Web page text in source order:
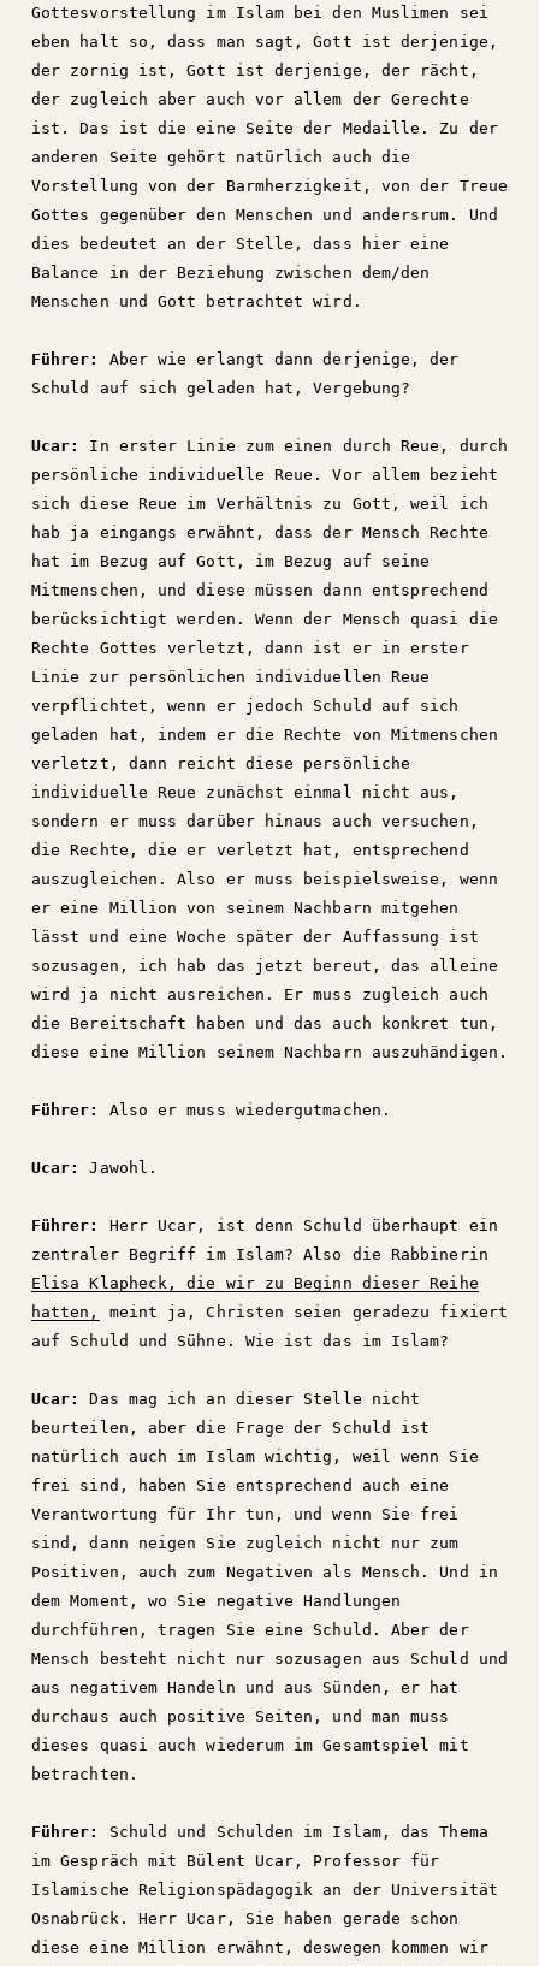
Gottesvorstellung im Islam bei den Muslimen sei
eben halt so, dass man sagt, Gott ist derjenige,
der zornig ist, Gott ist derjenige, der rächt,
der zugleich aber auch vor allem der Gerechte
ist. Das ist die eine Seite der Medaille. Zu der
anderen Seite gehört natürlich auch die
Vorstellung von der Barmherzigkeit, von der Treue
Gottes gegenüber den Menschen und andersrum. Und
dies bedeutet an der Stelle, dass hier eine
Balance in der Beziehung zwischen dem/den
Menschen und Gott betrachtet wird.
Führer:
Aber wie erlangt dann derjenige, der
Schuld auf sich geladen hat, Vergebung?
Ucar:
In erster Linie zum einen durch Reue, durch
persönliche individuelle Reue. Vor allem bezieht
sich diese Reue im Verhältnis zu Gott, weil ich
hab ja eingangs erwähnt, dass der Mensch Rechte
hat im Bezug auf Gott, im Bezug auf seine
Mitmenschen, und diese müssen dann entsprechend
berücksichtigt werden. Wenn der Mensch quasi die
Rechte Gottes verletzt, dann ist er in erster
Linie zur persönlichen individuellen Reue
verpflichtet, wenn er jedoch Schuld auf sich
geladen hat, indem er die Rechte von Mitmenschen
verletzt, dann reicht diese persönliche
individuelle Reue zunächst einmal nicht aus,
sondern er muss darüber hinaus auch versuchen,
die Rechte, die er verletzt hat, entsprechend
auszugleichen. Also er muss beispielsweise, wenn
er eine Million von seinem Nachbarn mitgehen
lässt und eine Woche später der Auffassung ist
sozusagen, ich hab das jetzt bereut, das alleine
wird ja nicht ausreichen. Er muss zugleich auch
die Bereitschaft haben und das auch konkret tun,
diese eine Million seinem Nachbarn auszuhändigen.
Führer: Also er muss wiedergutmachen.
Ucar: Jawohl.
Führer:
Herr Ucar, ist denn Schuld überhaupt ein
zentraler Begriff im Islam? Also die Rabbinerin
Elisa Klapheck, die wir zu Beginn dieser Reihe
hatten,
meint ja, Christen seien geradezu fixiert
auf Schuld und Sühne. Wie ist das im Islam?
Ucar:
Das mag ich an dieser Stelle nicht
beurteilen, aber die Frage der Schuld ist
natürlich auch im Islam wichtig, weil wenn Sie
frei sind, haben Sie entsprechend auch eine
Verantwortung für Ihr tun, und wenn Sie frei
sind, dann neigen Sie zugleich nicht nur zum
Positiven, auch zum Negativen als Mensch. Und in
dem Moment, wo Sie negative Handlungen
durchführen, tragen Sie eine Schuld. Aber der
Mensch besteht nicht nur sozusagen aus Schuld und
aus negativem Handeln und aus Sünden, er hat
durchaus auch positive Seiten, und man muss
dieses quasi auch wiederum im Gesamtspiel mit
betrachten.
Führer:
Schuld und Schulden im Islam, das Thema
im Gespräch mit Bülent Ucar, Professor für
Islamische Religionspädagogik an der Universität
Osnabrück. Herr Ucar, Sie haben gerade schon
diese eine Million erwähnt, deswegen kommen wir